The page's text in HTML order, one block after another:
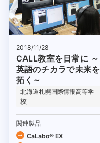
2018/11/28
CALL教室を日常に ～
英語のチカラで未来を
拓く～
北海道札幌国際情報高等学
校
関連製品
CaLabo® EX